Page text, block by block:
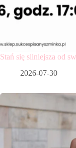
Stań się silniejsza od
2026-07-30